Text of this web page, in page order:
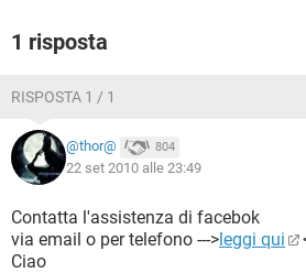
1 risposta
RISPOSTA 1 / 1
@thor@ 804
22 set 2010 alle 23:49
Contatta l'assistenza di facebok
via email o per telefono --->leggi qui
Ciao